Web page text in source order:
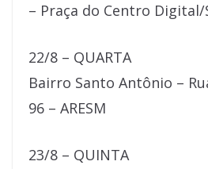
– Praça do Centro Digital/
22/8 – QUARTA
Bairro Santo Antônio –
96 – ARESM
23/8 – QUINTA